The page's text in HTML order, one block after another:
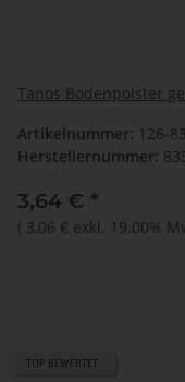
Tanos Bodenpolster
Artikelnummer: 126-
Herstellernummer:
3,64 € *
( 3,06 € exkl. 19.00%
TOP BEWERTET